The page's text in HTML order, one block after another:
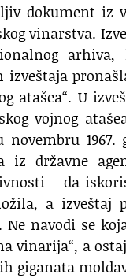
dokument iz
vinarstva.
izveštaja
atašea“. U
vojnog
u novembru
iz državne
– da
a izveštaj
navodi se
vinarija“, a
giganata